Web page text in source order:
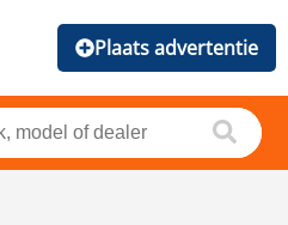
Plaats advertentie